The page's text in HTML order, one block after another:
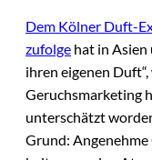
Dem Kölner Duft-
zufolge hat in Asien
ihren eigenen
Geruchsmarketing
unterschätzt
Grund: